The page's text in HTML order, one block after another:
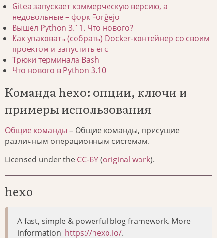
Gitea запускает коммерческую версию, а
недовольные – форк Forĝejo
Вышел Python 3.11. Что нового?
Как упаковать (собрать) Docker-контейнер со своим
проектом и запустить его
Трюки терминала Bash
Что нового в Python 3.10
Команда hexo: опции, ключи и
примеры использования
Общие команды – Общие команды, присущие
различным операционным системам.
Licensed under the CC-BY(original work).
hexo
A fast, simple & powerful blog framework. More
information: https://hexo.io/.